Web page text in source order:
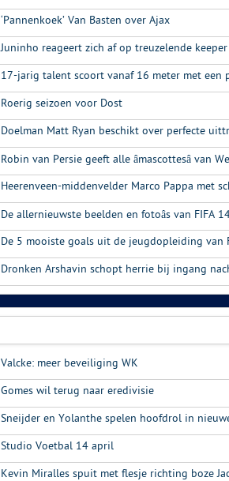
‘Pannenkoek’ Van Basten over Ajax
Juninho reageert zich af op treuzelende
17-jarig talent scoort vanaf 16 meter met een
Roerig seizoen voor Dost
Doelman Matt Ryan beschikt over perfecte
Robin van Persie geeft alle âmascottesâ van
Heerenveen-middenvelder Marco Pappa met
De allernieuwste beelden en fotoâs van FIFA
De 5 mooiste goals uit de jeugdopleiding van
Dronken Arshavin schopt herrie bij ingang
Valcke: meer beveiliging WK
Gomes wil terug naar eredivisie
Sneijder en Yolanthe spelen hoofdrol in
Studio Voetbal 14 april
Kevin Miralles spuit met flesje richting boze